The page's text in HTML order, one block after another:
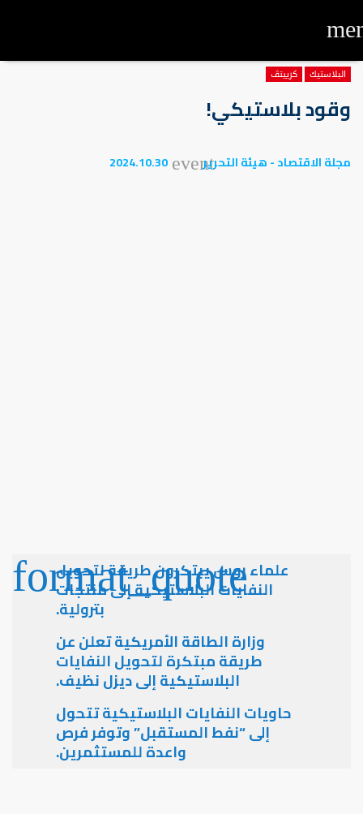
البلاستيك كرييتڤ
وقود بلاستيكي!
مجلة الاقتصاد - هيئة التحريرevent
2024.10.30
علماء روس يبتكرون طريقة لتحويل
النفايات البلاستيكية إلى منتجات
بترولية.
وزارة الطاقة الأمريكية تعلن عن
طريقة مبتكرة لتحويل النفايات
البلاستيكية إلى ديزل نظيف.
حاويات النفايات البلاستيكية تتحول
إلى “نفط المستقبل” وتوفر فرص
واعدة للمستثمرين.